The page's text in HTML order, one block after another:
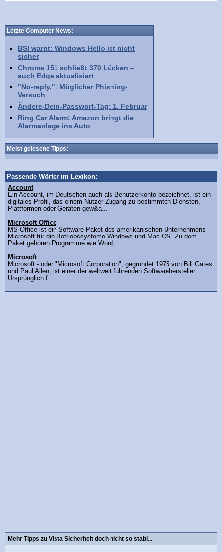
Letzte Computer News:
BSI warnt: Windows Hello ist nicht
sicher
Chrome 151 schließt 370 Lücken –
auch Edge aktualisiert
"No-reply.": Möglicher Phishing-
Versuch
Ändere-Dein-Passwort-Tag: 1. Februar
Ring Car Alarm: Amazon bringt die
Alarmanlage ins Auto
Meist gelesene Tipps:
Passende Wörter im Lexikon:
Account
Ein Account, im Deutschen auch als Benutzerkonto bezeichnet, ist ein
digitales Profil, das einem Nutzer Zugang zu bestimmten Diensten,
Plattformen oder Geräten gew&a...
Microsoft Office
MS Office ist ein Software-Paket des amerikanischen Unternehmens
Microsoft für die Betriebssysteme Windows und Mac OS. Zu dem
Paket gehören Programme wie Word, ...
Microsoft
Microsoft - oder "Microsoft Corporation", gegründet 1975 von Bill Gates
und Paul Allen, ist einer der weltweit führenden Softwarehersteller.
Ursprünglich f...
Mehr Tipps zu Vista Sicherheit doch nicht so stabi...